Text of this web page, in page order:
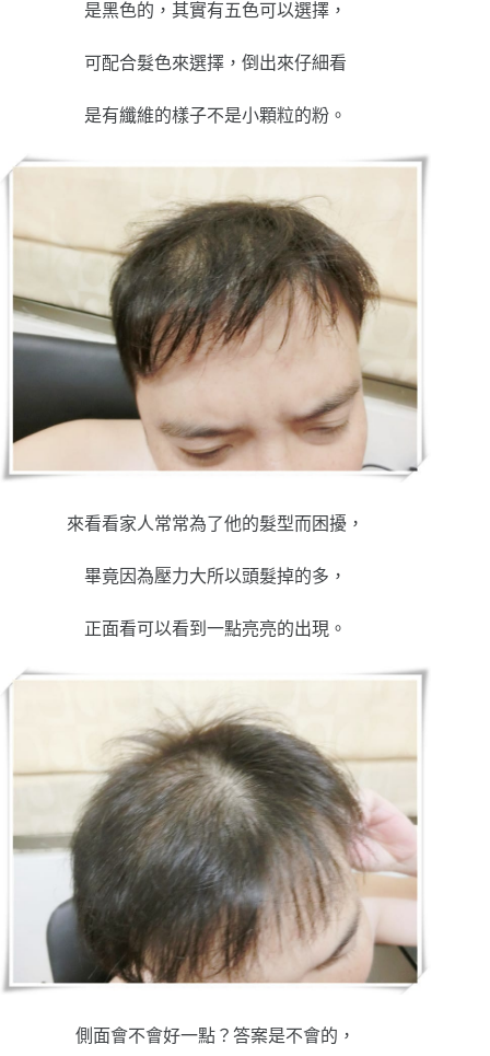
是黑色的，其實有五色可以選擇，
可配合髮色來選擇，倒出來仔細看
是有纖維的樣子不是小顆粒的粉。
來看看家人常常為了他的髮型而困擾，
畢竟因為壓力大所以頭髮掉的多，
正面看可以看到一點亮亮的出現。
側面會不會好一點？答案是不會的，